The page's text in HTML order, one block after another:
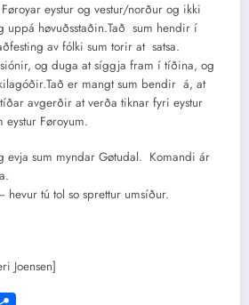
eystur og vestur/norður og ikki
uppá høvuðsstaðin.Tað sum hendir í
av fólki sum torir at satsa.
og duga at síggja fram í tíðina, og
er mangt sum bendir á, at
avgerðir at verða tiknar fyri eystur
eystur Føroyum.
evja sum myndar Gøtudal. Komandi ár
tú tol so sprettur umsíður.
Joensen]